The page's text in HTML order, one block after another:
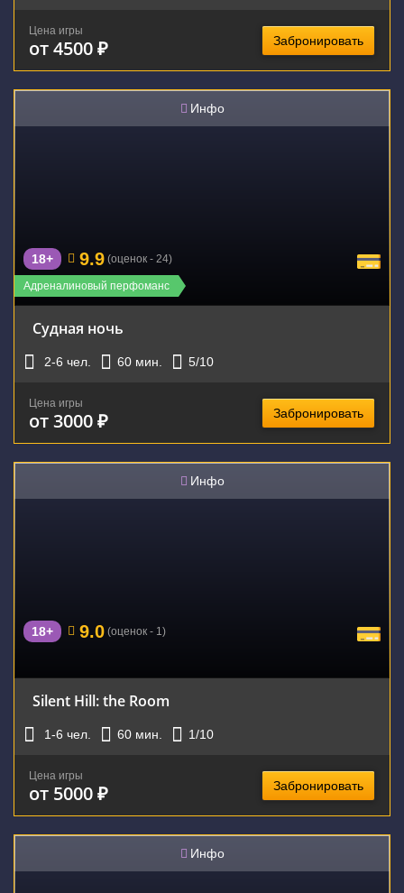
Цена игры
от 4500 ₽ Забронировать
Инфо
Адреналиновый перфоманс
18+ 9.9 (оценок - 24)
Судная ночь
2-6 чел. 60 мин. 5/10
Цена игры
от 3000 ₽ Забронировать
Инфо
18+ 9.0 (оценок - 1)
Silent Hill: the Room
1-6 чел. 60 мин. 1/10
Цена игры
от 5000 ₽ Забронировать
Инфо